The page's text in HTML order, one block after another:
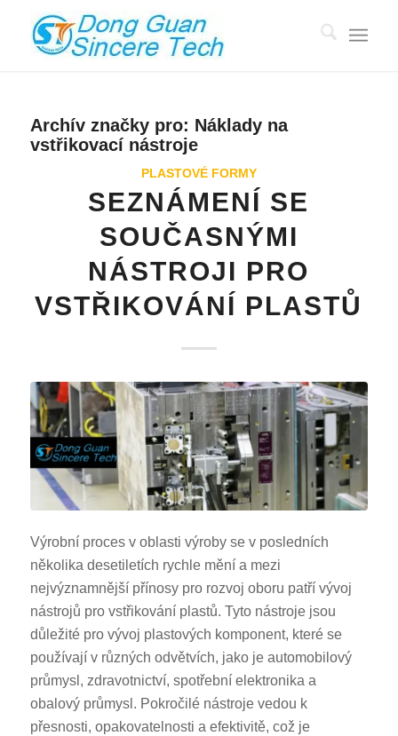
Archív značky pro: Náklady na
vstřikovací nástroje
PLASTOVÉ FORMY
SEZNÁMENÍ SE
SOUČASNÝMI
NÁSTROJI PRO
VSTŘIKOVÁNÍ PLASTŮ
Výrobní proces v oblasti výroby se v posledních
několika desetiletích rychle mění a mezi
nejvýznamnější přínosy pro rozvoj oboru patří vývoj
nástrojů pro vstřikování plastů. Tyto nástroje jsou
důležité pro vývoj plastových komponent, které se
používají v různých odvětvích, jako je automobilový
průmysl, zdravotnictví, spotřební elektronika a
obalový průmysl. Pokročilé nástroje vedou k
přesnosti, opakovatelnosti a efektivitě, což je